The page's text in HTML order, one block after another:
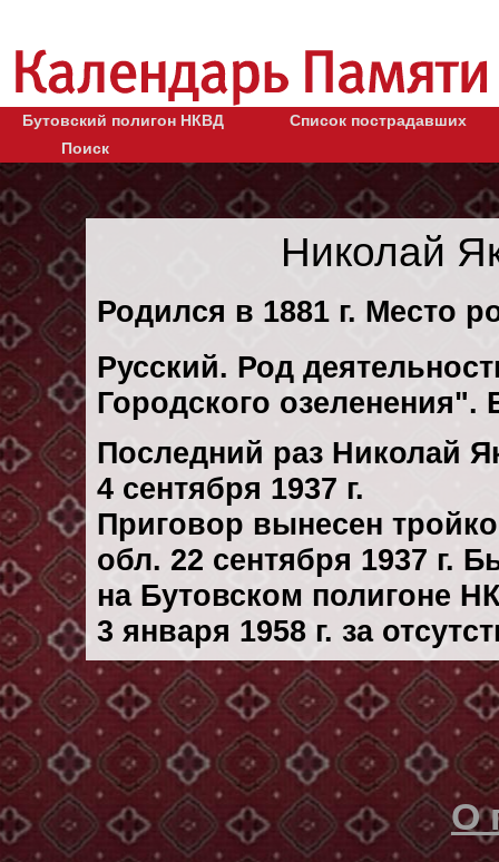
Бутовский полигон НКВД
Список пострадавших
Поиск
Николай
Родился в 1881 г. Место
Русский. Род
Городского
Последний раз Николай
4 сентября 1937 г.
Приговор вынесен
обл. 22 сентября 1937 г.
на Бутовском полигоне
3 января 1958 г. за
О